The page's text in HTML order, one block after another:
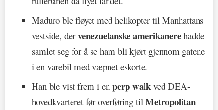
Maduro ble fløyet med helikopter til Manhattans
vestside, dervenezuelanske amerikanere hadde
samlet seg for å se ham bli kjørt gjennom gatene
i en varebil med væpnet eskorte.
Han ble vist frem i en perp walkved DEA-
hovedkvarteret før overføring til Metropolitan